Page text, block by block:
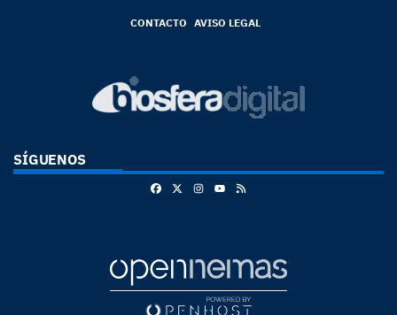
CONTACTO AVISO LEGAL
SÍGUENOS
FacebookInstagram